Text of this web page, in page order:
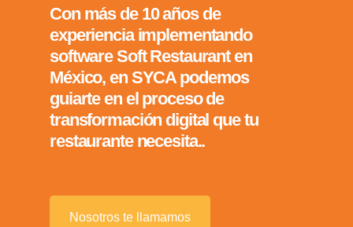
Con más de 10 años de
experiencia implementando
software Soft Restaurant en
México, en SYCA podemos
guiarte en el proceso de
transformación digital que tu
restaurante necesita..
Nosotros te llamamos